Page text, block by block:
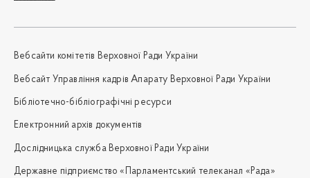
Вебсайти комітетів Верховної Ради України
Вебсайт Управління кадрів Апарату Верховної Ради України
Бібліотечно-бібліографічні ресурси
Електронний архів документів
Дослідницька служба Верховної Ради України
Державне підприємство «Парламентський телеканал «Рада»